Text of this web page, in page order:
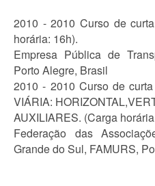
2010 - 2010 Curso de
horária: 16h).
Empresa Pública de
Porto Alegre, Brasil
2010 - 2010 Curso de
VIÁRIA:
AUXILIARES. (Carga
Federação das
Grande do Sul, FAMURS,